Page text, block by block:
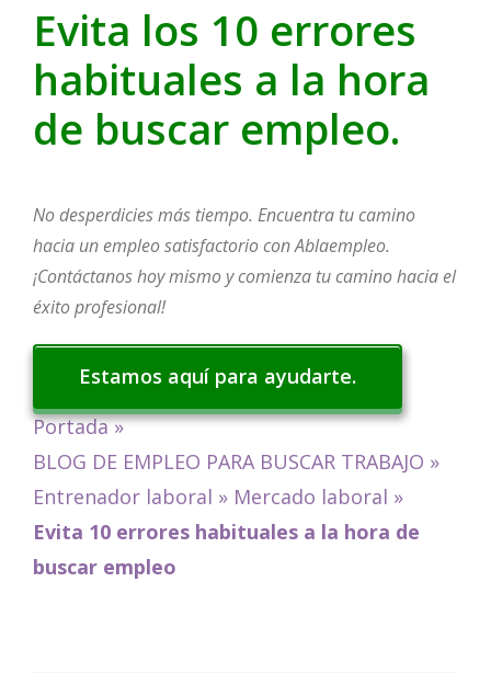
Evita los 10 errores
habituales a la hora
de buscar empleo.
No desperdicies más tiempo. Encuentra tu camino
hacia un empleo satisfactorio con Ablaempleo.
¡Contáctanos hoy mismo y comienza tu camino hacia el
éxito profesional!
Estamos aquí para ayudarte.
Portada»
BLOG DE EMPLEO PARA BUSCAR TRABAJO »
Entrenador laboral » Mercado laboral »
Evita 10 errores habituales a la hora de
buscar empleo